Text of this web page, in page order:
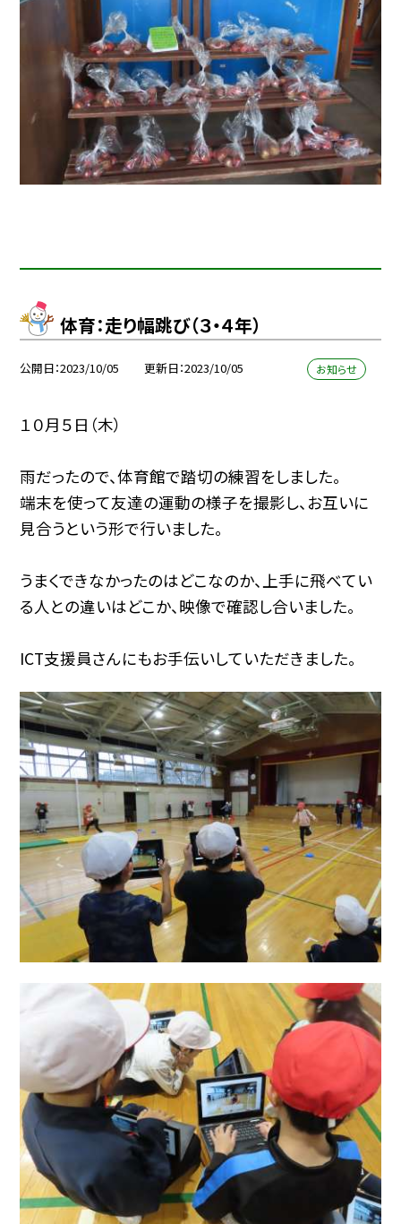
体育：走り幅跳び（３・４年）
公開日 2023/10/05 更新日 2023/10/05 お知らせ
１０月５日（木）
雨だったので、体育館で踏切の練習をしました。
端末を使って友達の運動の様子を撮影し、お互いに
見合うという形で行いました。
うまくできなかったのはどこなのか、上手に飛べてい
る人との違いはどこか、映像で確認し合いました。
ICT支援員さんにもお手伝いしていただきました。